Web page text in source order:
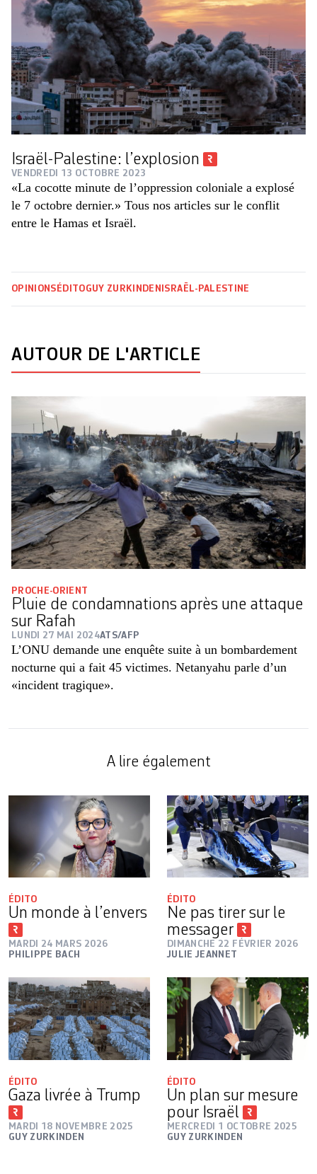
Israël-Palestine: l’explosion
VENDREDI 13 OCTOBRE 2023
«La cocotte minute de l’oppression coloniale a explosé
le 7 octobre dernier.» Tous nos articles sur le conflit
entre le Hamas et Israël.
OPINIONS ÉDITOGUY ZURKINDEN ISRAËL-PALESTINE
AUTOUR DE L'ARTICLE
PROCHE-ORIENT
Pluie de condamnations après une attaque
sur Rafah
LUNDI 27 MAI 2024ATS/AFP
L’ONU demande une enquête suite à un bombardement
nocturne qui a fait 45 victimes. Netanyahu parle d’un
«incident tragique».
A lire également
ÉDITO
Un monde à l’envers
MARDI 24 MARS 2026
PHILIPPE BACH
ÉDITO
Ne pas tirer sur le
messager
DIMANCHE 22 FÉVRIER 2026
JULIE JEANNET
ÉDITO
Gaza livrée à Trump
MARDI 18 NOVEMBRE 2025
GUY ZURKINDEN
ÉDITO
Un plan sur mesure
pour Israël
MERCREDI 1 OCTOBRE 2025
GUY ZURKINDEN